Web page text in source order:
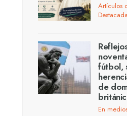
Artículos
fútbol,
de
En